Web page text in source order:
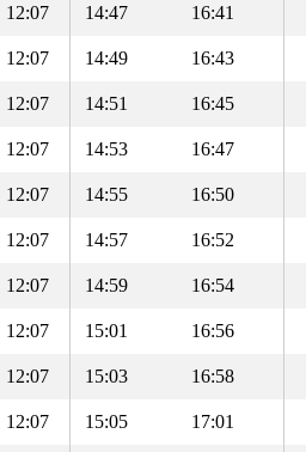
12:07 14:47 16:41
12:07 14:49 16:43
12:07 14:51 16:45
12:07 14:53 16:47
12:07 14:55 16:50
12:07 14:57 16:52
12:07 14:59 16:54
12:07 15:01 16:56
12:07 15:03 16:58
12:07 15:05 17:01